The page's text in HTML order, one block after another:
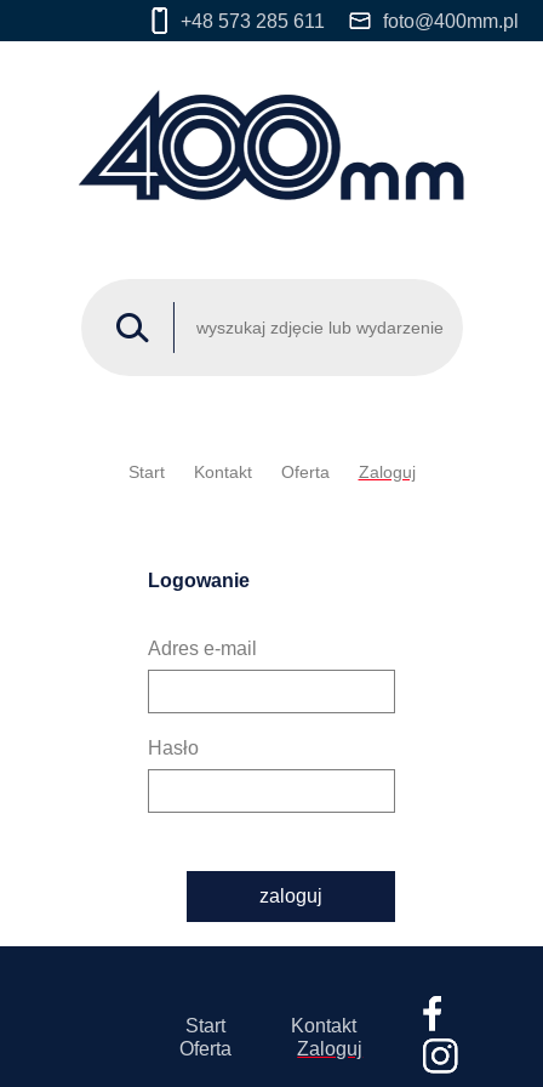
+48 573 285 611 foto@400mm.pl
Start Kontakt Oferta Zaloguj
Logowanie
Adres e-mail
Hasło
zaloguj
Start
Kontakt
Oferta
Zaloguj